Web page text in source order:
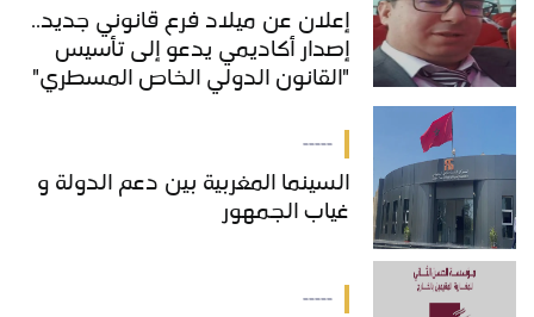
إعلان عن ميلاد فرع قانوني جديد..
إصدار أكاديمي يدعو إلى تأسيس
"القانون الدولي الخاص المسطري"
-----
السينما المغربية بين دعم الدولة و
غياب الجمهور
-----